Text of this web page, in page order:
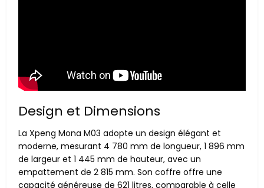
Design et Dimensions
La Xpeng Mona M03 adopte un design élégant et
moderne, mesurant 4 780 mm de longueur, 1 896 mm
de largeur et 1 445 mm de hauteur, avec un
empattement de 2 815 mm. Son coffre offre une
capacité généreuse de 621 litres, comparable à celle